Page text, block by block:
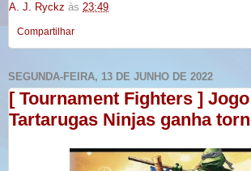
A. J. Ryckz às 23:49
Compartilhar
SEGUNDA-FEIRA, 13 DE JUNHO DE 2022
[ Tournament Fighters ]
Tartarugas Ninjas ganha